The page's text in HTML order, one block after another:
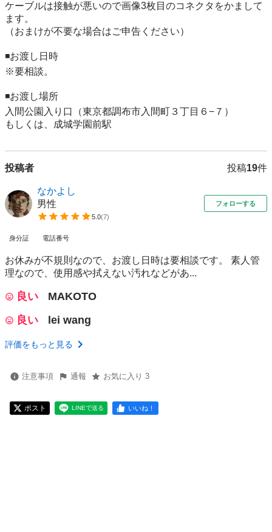
ケーブルは接触が悪いので画像3枚目のコネクタをかまして
ます。
（おまけが不要な場合はご申告ください）
◾️お渡し日時
※要相談。
◾️お渡し場所
入間公園入り口（東京都調布市入間町３丁目６−７）
もしくは、成城学園前駅
投稿者 投稿19件
なかよし
男性
5.0(7)
フォローする
身分証 電話番号
お休みが不規則なので、お渡し日時は要相談です。 素人管
理なので、使用感や拭えない汚れなどがあ...
良い
MAKOTO
良い
lei wang
評価をもっと見る
注意事項 通報 お気に入り 3
ポスト LINEで送る いいね！